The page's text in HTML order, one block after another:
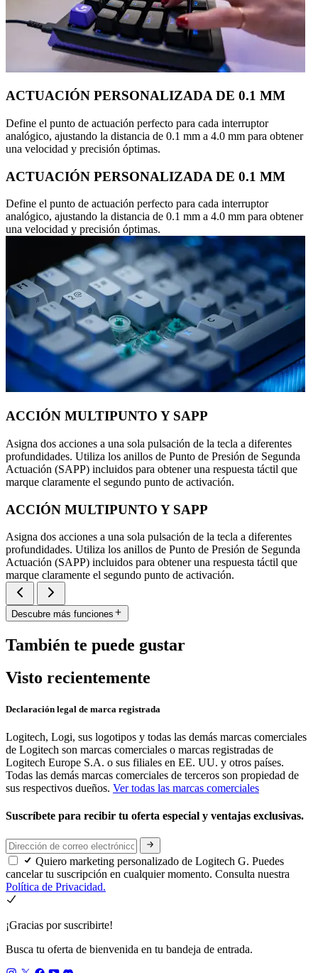
ACTUACIÓN PERSONALIZADA DE 0.1 MM
Define el punto de actuación perfecto para cada interruptor
analógico, ajustando la distancia de 0.1 mm a 4.0 mm para obtener
una velocidad y precisión óptimas.
ACTUACIÓN PERSONALIZADA DE 0.1 MM
Define el punto de actuación perfecto para cada interruptor
analógico, ajustando la distancia de 0.1 mm a 4.0 mm para obtener
una velocidad y precisión óptimas.
ACCIÓN MULTIPUNTO Y SAPP
Asigna dos acciones a una sola pulsación de la tecla a diferentes
profundidades. Utiliza los anillos de Punto de Presión de Segunda
Actuación (SAPP) incluidos para obtener una respuesta táctil que
marque claramente el segundo punto de activación.
ACCIÓN MULTIPUNTO Y SAPP
Asigna dos acciones a una sola pulsación de la tecla a diferentes
profundidades. Utiliza los anillos de Punto de Presión de Segunda
Actuación (SAPP) incluidos para obtener una respuesta táctil que
marque claramente el segundo punto de activación.
Descubre más funciones
También te puede gustar
Visto recientemente
Declaración legal de marca registrada
Logitech, Logi, sus logotipos y todas las demás marcas comerciales
de Logitech son marcas comerciales o marcas registradas de
Logitech Europe S.A. o sus filiales en EE. UU. y otros países.
Todas las demás marcas comerciales de terceros son propiedad de
sus respectivos dueños. Ver todas las marcas comerciales
Suscríbete para recibir tu oferta especial y ventajas exclusivas.
Quiero marketing personalizado de Logitech G. Puedes
cancelar tu suscripción en cualquier momento. Consulta nuestra
Política de Privacidad.
¡Gracias por suscribirte!
Busca tu oferta de bienvenida en tu bandeja de entrada.